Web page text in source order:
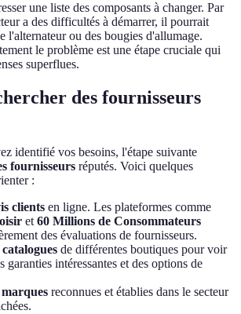
une liste des composants à changer. Par
a des difficultés à démarrer, il pourrait
l'alternateur ou des bougies d'allumage.
le problème est une étape cruciale qui
superflues.
des fournisseurs
identifié vos besoins, l'étape suivante
fournisseurs réputés. Voici quelques
:
clients en ligne. Les plateformes comme
et 60 Millions de Consommateurs
des évaluations de fournisseurs.
de différentes boutiques pour voir
garanties intéressantes et des options de
reconnues et établies dans le secteur